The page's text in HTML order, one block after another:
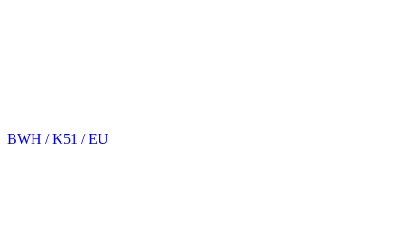
BWH / K51 / EU